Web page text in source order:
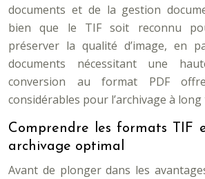
documents et de la gestion
bien que le TIF soit reconnu
préserver la qualité d’image, en
documents nécessitant une
conversion au format PDF
considérables pour l’archivage à long
Comprendre les formats TIF
archivage optimal
Avant de plonger dans les